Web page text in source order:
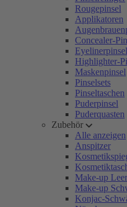
Rougepinsel
Applikatoren
Concealer-
Eyelinerpinsel
Highlighter-
Maskenpinsel
Pinselsets
Pinseltaschen
Puderpinsel
Puderquasten
Zubehör
Alle anzeigen
Anspitzer
Make-up
Make-up
Konjac-